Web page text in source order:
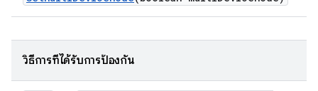
วิธีการที่ได้รับการป้องกัน